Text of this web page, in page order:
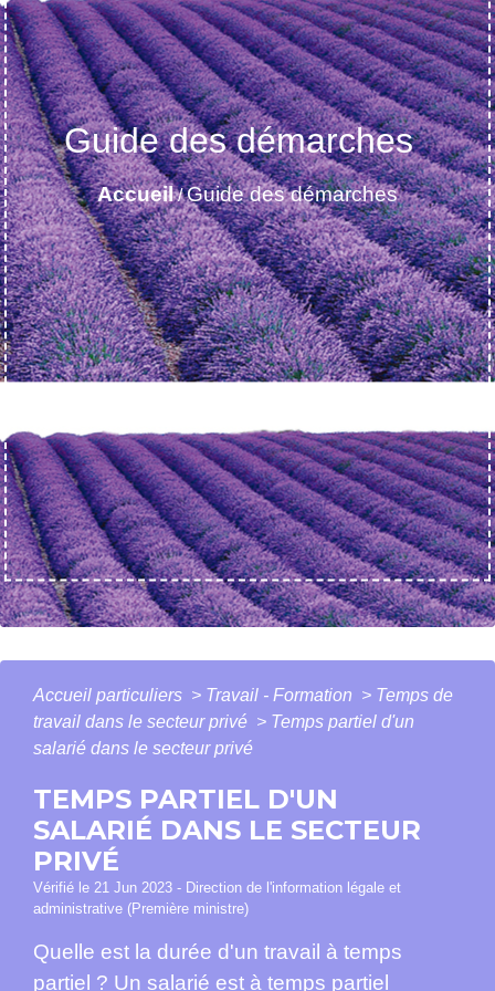
Guide des démarches
Accueil/Guide des démarches
Accueil particuliers > Travail - Formation > Temps de
travail dans le secteur privé > Temps partiel d'un
salarié dans le secteur privé
TEMPS PARTIEL D'UN
SALARIÉ DANS LE SECTEUR
PRIVÉ
Vérifié le 21 Jun 2023 - Direction de l'information légale et
administrative (Première ministre)
Quelle est la durée d'un travail à temps
partiel ? Un salarié est à temps partiel